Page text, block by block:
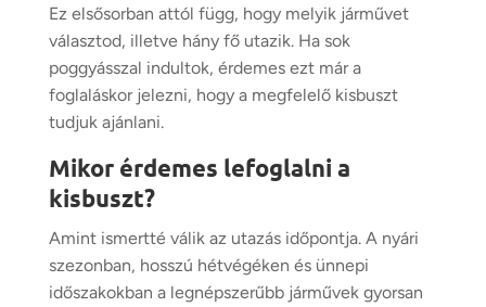
Ez elsősorban attól függ, hogy melyik járművet
választod, illetve hány fő utazik. Ha sok
poggyásszal indultok, érdemes ezt már a
foglaláskor jelezni, hogy a megfelelő kisbuszt
tudjuk ajánlani.
Mikor érdemes lefoglalni a
kisbuszt?
Amint ismertté válik az utazás időpontja. A nyári
szezonban, hosszú hétvégéken és ünnepi
időszakokban a legnépszerűbb járművek gyorsan